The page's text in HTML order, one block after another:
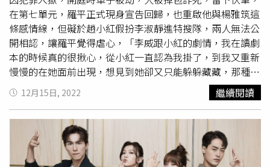
只知道跟牠們玩，現在會更在乎牠們的情緒波動，也很能感
受到牠們的狀態。」服裝提供：apo_Taipei啾囍是隻黏人又
膽小的小女生，非常得朱宇謀疼愛。（圖／朱宇謀提供）
媽媽不想孩子們花太多錢，但他仍透露自己會準備8萬8888
元的紅包給媽媽。
在第七單元，羅平正式現身宣告回歸，也重啟他與楊雅筑這
條感情線，但礙於趙小紅假扮李淑靜進特搜隊，兩人無法公
開相認，讓羅平覺得虐心，「李威跟小紅的劇情，我在讀劇
本的時候真的很揪心，從小紅一直認為我掛了，到我又重新
慢慢的在她面前出現，想見到她卻又只能躲躲藏藏，那種單
純想見到愛人卻又不能出現在她面前的感覺真的很揪心。」
楊雅筑則因以為羅平死了，時時心痛思念而有不少哭戲，
「和羅平自《女兵日記》就合作，認識很久，其實只要想起
過往回憶，很容易就進入角色的狀態裡面。」羅平、楊雅筑
劇中虐心戀愛。（圖／中視提供）在劇中羅平的戲份雖然不
是每個單元都有出現，但角色的轉折很具張力，「其實李威
12月15日, 2022 繼續閱讀